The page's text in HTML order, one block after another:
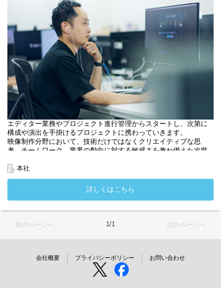
エディター業務やプロジェクト進行管理からスタートし、次第に
構成や演出を手掛けるプロジェクトに携わっていきます。
映像制作分野において、技術だけではなくクリエイティブな思
考、チームワーク、業界の動向に対する敏感さを兼ね備えた次世
・入社時配属先：デジタルワークス部
本社
詳しくはこちら
〈 前のページへ 1/1 次のページへ 〉
会社概要 プライバシーポリシー お問い合わせ